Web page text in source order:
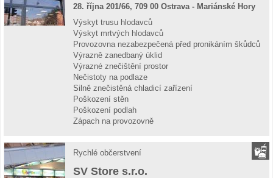
28. října 201/66, 709 00 Ostrava - Mariánské Hory
Výskyt trusu hlodavců
Výskyt mrtvých hlodavců
Provozovna nezabezpečená před pronikáním škůdců
Výrazně zanedbaný úklid
Výrazné znečištění prostor
Nečistoty na podlaze
Silně znečistěná chladicí zařízení
Poškození stěn
Poškození podlah
Zápach na provozovně
Rychlé občerstvení
SV Store s.r.o.